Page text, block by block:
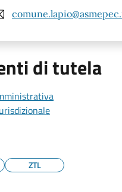
di tutela
ZTL